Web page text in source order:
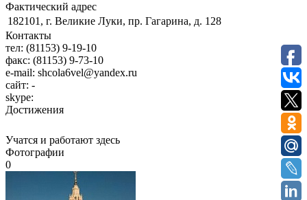
Фактический адрес
182101, г. Великие Луки, пр. Гагарина, д. 128
Контакты
тел: (81153) 9-19-10
факс: (81153) 9-73-10
e-mail: shcola6vel@yandex.ru
сайт: -
skype:
Достижения
Учатся и работают здесь
Фотографии
0